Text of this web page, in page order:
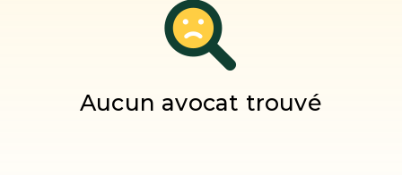
Aucun avocat trouvé